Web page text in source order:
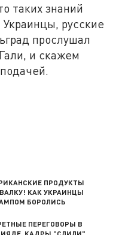
таких знаний
русские
прослушал
и скажем
ПРОДУКТЫ
КАК УКРАИНЦЫ
БОРОЛИСЬ
ПЕРЕГОВОРЫ В